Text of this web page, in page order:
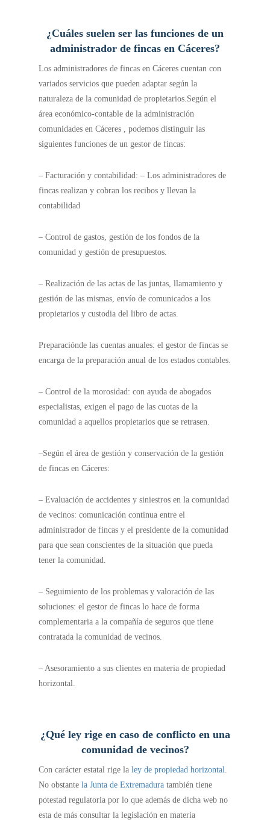
¿Cuáles suelen ser las funciones de un
administrador de fincas en Cáceres?
Los administradores de fincas en Cáceres cuentan con
variados servicios que pueden adaptar según la
naturaleza de la comunidad de propietarios.Según el
área económico-contable de la administración
comunidades en Cáceres , podemos distinguir las
siguientes funciones de un gestor de fincas:
– Facturación y contabilidad: – Los administradores de
fincas realizan y cobran los recibos y llevan la
contabilidad
– Control de gastos, gestión de los fondos de la
comunidad y gestión de presupuestos.
– Realización de las actas de las juntas, llamamiento y
gestión de las mismas, envío de comunicados a los
propietarios y custodia del libro de actas.
Preparaciónde las cuentas anuales: el gestor de fincas se
encarga de la preparación anual de los estados contables.
– Control de la morosidad: con ayuda de abogados
especialistas, exigen el pago de las cuotas de la
comunidad a aquellos propietarios que se retrasen.
–Según el área de gestión y conservación de la gestión
de fincas en Cáceres:
– Evaluación de accidentes y siniestros en la comunidad
de vecinos: comunicación continua entre el
administrador de fincas y el presidente de la comunidad
para que sean conscientes de la situación que pueda
tener la comunidad.
– Seguimiento de los problemas y valoración de las
soluciones: el gestor de fincas lo hace de forma
complementaria a la compañía de seguros que tiene
contratada la comunidad de vecinos.
– Asesoramiento a sus clientes en materia de propiedad
horizontal.
¿Qué ley rige en caso de conflicto en una
comunidad de vecinos?
Con carácter estatal rige laley de propiedad horizontal.
No obstantela Junta de Extremadura también tiene
potestad regulatoria por lo que además de dicha web no
esta de más consultar la legislación en materia